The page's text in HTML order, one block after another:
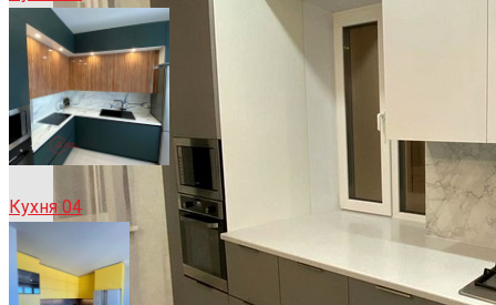
Кухня 04